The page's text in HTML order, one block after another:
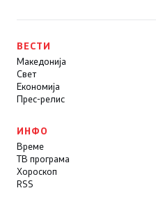
ВЕСТИ
Македонија
Свет
Економија
Прес-релис
ИНФО
Време
ТВ програма
Хороскоп
RSS